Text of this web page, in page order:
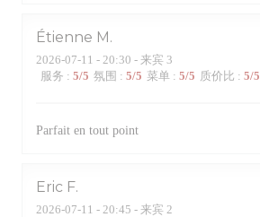
Étienne M
2026-07-11 - 20:30 - 来宾 3
服务 : 5/5 氛围 : 5/5 菜单 : 5/5 质价比 : 5/5
Parfait en tout point
Eric F
2026-07-11 - 20:45 - 来宾 2